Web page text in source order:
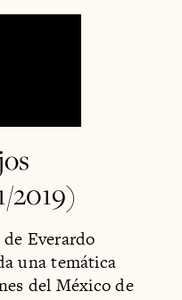
2019)
Everardo
una temática
del México de